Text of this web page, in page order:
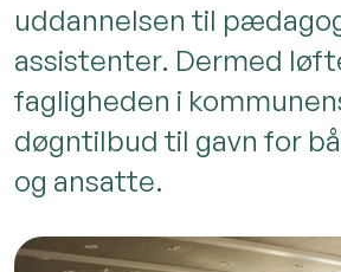
uddannelsen til
assistenter. Dermed
fagligheden i
døgntilbud til gavn for
og ansatte.